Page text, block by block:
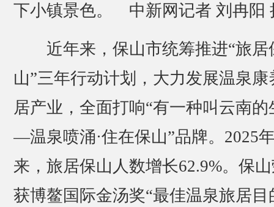
下小镇景色。 中新网记者 刘冉阳
近年来，保山市统筹推进“旅居
山”三年行动计划，大力发展温泉康
居产业，全面打响“有一种叫云南的
—温泉喷涌·住在保山”品牌。2025
来，旅居保山人数增长62.9%。保
获博鳌国际金汤奖“最佳温泉旅居目